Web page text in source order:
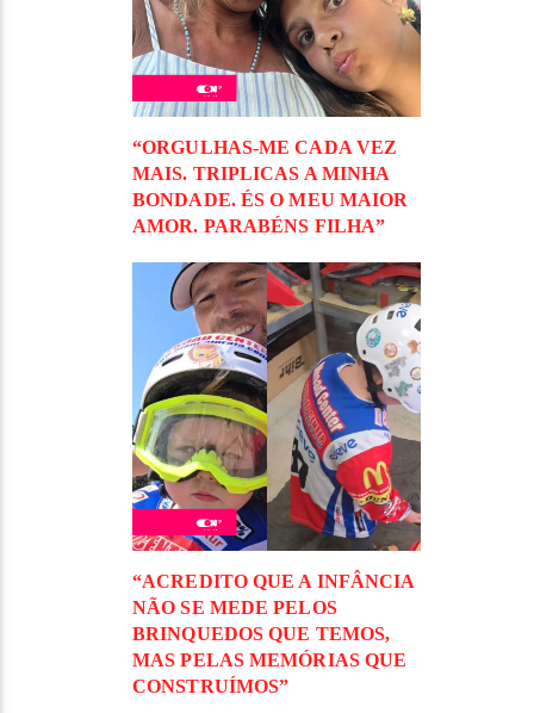
“ORGULHAS-ME CADA VEZ
MAIS. TRIPLICAS A MINHA
BONDADE. ÉS O MEU MAIOR
AMOR. PARABÉNS FILHA”
“ACREDITO QUE A INFÂNCIA
NÃO SE MEDE PELOS
BRINQUEDOS QUE TEMOS,
MAS PELAS MEMÓRIAS QUE
CONSTRUÍMOS”